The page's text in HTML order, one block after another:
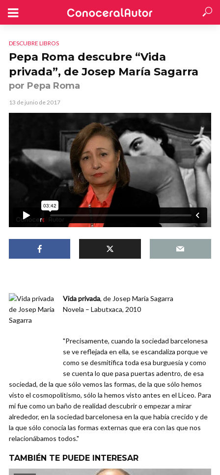
DESCUBRE LIBROS
Pepa Roma descubre “Vida
privada”, de Josep María Sagarra
por Pepa Roma
13 de junio de 2017
Vida privada, de Josep María Sagarra
Novela – Labutxaca, 2010
"Precisamente, cuando la sociedad barcelonesa
se ve reflejada en ella, se escandaliza porque ve
como se desmitifica toda esa burguesía y como
se cuenta lo que pasa puertas adentro, de esa
sociedad, de la que sólo vemos las formas, de la que sólo hemos
visto el cosmopolitismo, sólo la hemos visto antes en el Liceo. Para
mi fue como un baño de realidad descubrir o empezar a mirar
alrededor, en la sociedad barcelonesa en la que había crecido y de
la que sólo conocía las formas externas que era con las que nos
relacionábamos todos."
TAMBIÉN TE PUEDE INTERESAR